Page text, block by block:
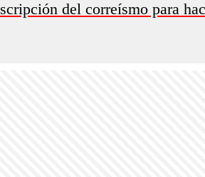
del correísmo para